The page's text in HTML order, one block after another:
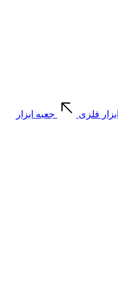
فلزی جعبه ابزار